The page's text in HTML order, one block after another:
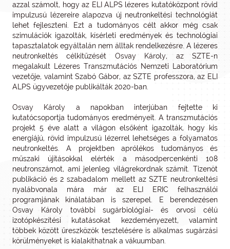
azzal számolt, hogy az ELI ALPS lézeres kutatóközpont rövid
impulzusú lézereire alapozva új neutronkeltési technológiát
lehet fejleszteni. Ezt a tudományos célt akkor még csak
szimulációk igazolták, kísérleti eredmények és technológiai
tapasztalatok egyáltalán nem álltak rendelkezésre. A lézeres
neutronkeltés célkitűzését Osvay Károly, az SZTE-n
megalakult Lézeres Transzmutációs Nemzeti Laboratórium
vezetője, valamint Szabó Gábor, az SZTE professzora, az ELI
ALPS ügyvezetője publikálták 2020-ban.
Osvay Károly a napokban interjúban fejtette ki
kutatócsoportja tudományos eredményeit. A transzmutációs
projekt 5 éve alatt a világon elsőként igazolták, hogy kis
energiájú, rövid impulzusú lézerrel lehetséges a folyamatos
neutronkeltés. A projektben aprólékos tudományos és
műszaki újításokkal elérték a másodpercenkénti 108
neutronszámot, ami jelenleg világrekordnak számít. Tizenöt
publikáció és 2 szabadalom mellett az SZTE neutronkeltési
nyalábvonala mára már az ELI ERIC felhasználói
programjának kínálatában is szerepel. E berendezésen
Osvay Károly további sugárbiológiai- és orvosi célú
izotópkészítési kutatásokat kezdeményezett, valamint
többek között űreszközök tesztelésére is alkalmas sugárzási
körülményeket is kialakíthatnak a vákuumban.